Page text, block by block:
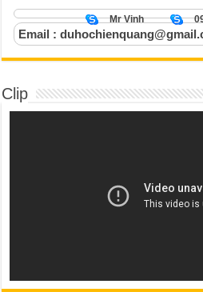
Mr Vinh
Email :
Clip